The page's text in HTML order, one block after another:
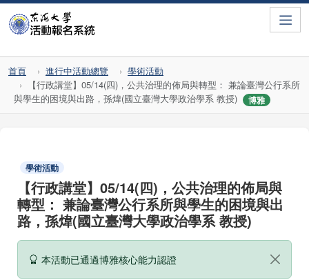
首頁 進行中活動總覽
學術活動
【行政講堂】05/14(四)，公共治理的佈局與轉型： 兼論臺灣公行系所
與學生的困境與出路，孫煒(國立臺灣大學政治學系 教授)
博雅
學術活動
【行政講堂】05/14(四)，公共治理的佈局與
轉型： 兼論臺灣公行系所與學生的困境與出
路，孫煒(國立臺灣大學政治學系 教授)
本活動已通過博雅核心能力認證